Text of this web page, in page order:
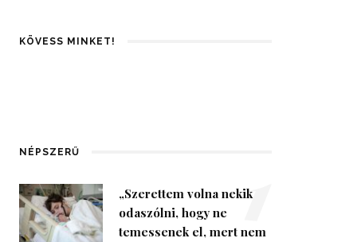
KÖVESS MINKET!
NÉPSZERŰ
„Szerettem volna nekik
odaszólni, hogy ne
temessenek el, mert nem
1